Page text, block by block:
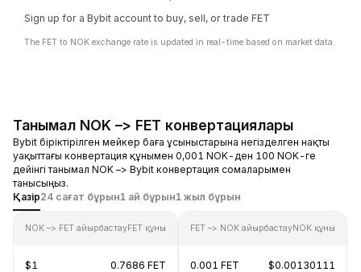
Sign up for a Bybit account to buy, sell, or trade FET
The FET to NOK exchange rate is updated in real-time based on market data.
Танымал NOK –> FET конвертациялары
Bybit біріктірілген мейкер баға ұсыныстарына негізделген нақты
уақыттағы конвертация құнымен 0,001 NOK-ден 100 NOK-ге
дейінгі танымал NOK –> Bybit конвертация сомаларымен
танысыңыз.
Қазір24 сағат бұрын1 ай бұрын1 жыл бұрын
NOK –> FET айырбастауFET құны
$1 0.7686 FET
FET –> NOK айырбастауNOK құны
0.001 FET $0.00130111